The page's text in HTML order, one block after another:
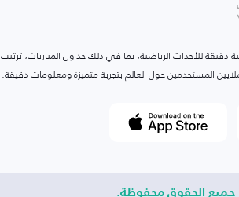
للأحداث الرياضية، بما في ذلك جداول المباريات، ترتيب
ملايين المستخدمين حول العالم بتجربة متميزة ومعلومات دقيقة.